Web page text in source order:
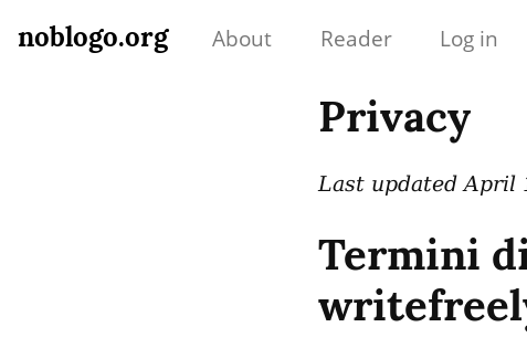
noblogo.org About Reader Log in
Privacy
Last updated April
Termini